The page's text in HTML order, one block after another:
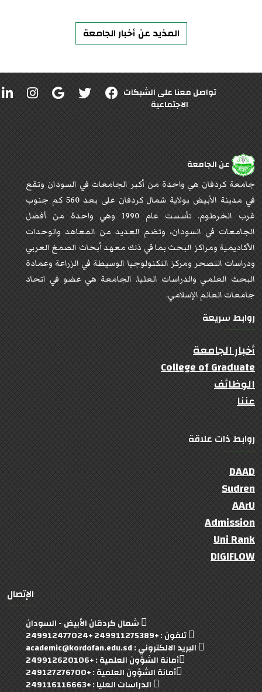
المذيد عن أخبار الجامعة
تواصل معنا على الشبكات
الاجتماعية
عن الجامعة
جامعة كردفان هي واحدة من أكبر الجامعات في السودان وتقع
في مدينة الأبيض بولاية شمال كردفان على بعد 560 كم جنوب
غرب الخرطوم. تأسست عام 1990 وهي واحدة من أفضل
الجامعات في السودان، وتضم العديد من المعاهد والوحدات
الأكاديمية ومراكز البحث بما في ذلك معهد أبحاث الصمغ العربي
ودراسات التصحر ومركز التكنولوجيا الوسيطة في الزراعة وعمادة
البحث العلمي والدراسات العليا. الجامعة هي عضو في اتحاد
جامعات العالم الإسلامي.
روابط سريعة
أخبار الجامعة
College of Graduate
الوظائف
عننا
روابط ذات علاقة
DAAD
Sudren
AArU
Admission
Uni Rank
DIGIFLOW
الإتصال
شمال كردقان الأبيض - السودان
تلفون : +249911275389 +249912477024
البريد الالكتروني : academic@kordofan.edu.sd
أمانة الشؤون العلمية : +249912620106
أمانة الشؤون العلمية : +249127276700
الدراسات العليا : +249116116663